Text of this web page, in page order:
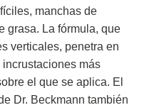
manchas de
grasa. La fórmula, que
verticales, penetra en
incrustaciones más
el que se aplica. El
Dr. Beckmann también